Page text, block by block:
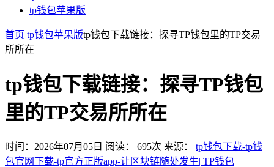
tp钱包苹果版
首页 tp钱包苹果版tp钱包下载链接：探寻TP钱包里的TP交易
所所在
tp钱包下载链接：探寻TP钱包
里的TP交易所所在
时间：2026年07月05日 阅读： 695次 来源： tp钱包下载-tp钱
包官网下载-tp官方正版app-让区块链随处发生| TP钱包